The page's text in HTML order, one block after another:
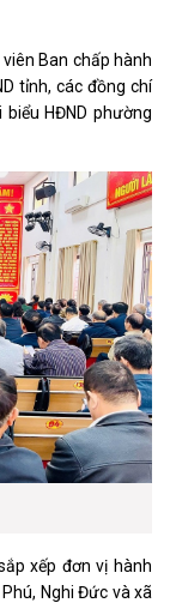
Ban chấp hành
tỉnh, các đồng chí
HĐND phường
xếp đơn vị hành
Nghi Đức và xã